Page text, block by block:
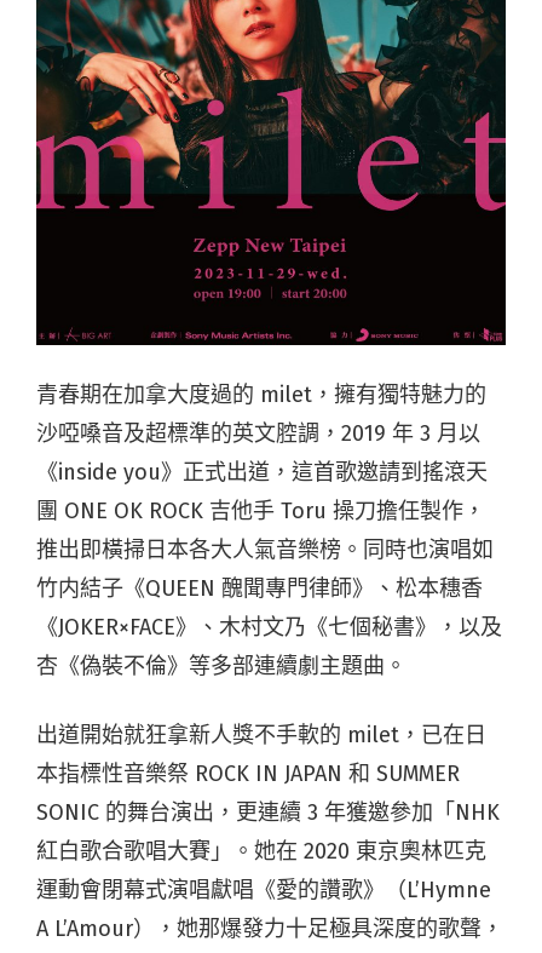
青春期在加拿大度過的 milet，擁有獨特魅力的
沙啞嗓音及超標準的英文腔調，2019 年 3 月以
《inside you》正式出道，這首歌邀請到搖滾天
團 ONE OK ROCK 吉他手 Toru 操刀擔任製作，
推出即橫掃日本各大人氣音樂榜。同時也演唱如
竹内結子《QUEEN 醜聞專門律師》、松本穗香
《JOKER×FACE》、木村文乃《七個秘書》，以及
杏《偽裝不倫》等多部連續劇主題曲。
出道開始就狂拿新人獎不手軟的 milet，已在日
本指標性音樂祭 ROCK IN JAPAN 和 SUMMER
SONIC 的舞台演出，更連續 3 年獲邀參加「NHK
紅白歌合歌唱大賽」。她在 2020 東京奧林匹克
運動會閉幕式演唱獻唱《愛的讚歌》（L’Hymne
A L’Amour），她那爆發力十足極具深度的歌聲，